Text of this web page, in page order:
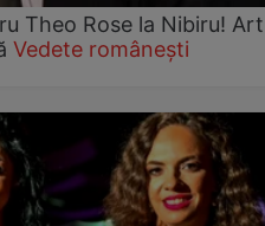
Theo Rose la Nibiru!
Vedete românești